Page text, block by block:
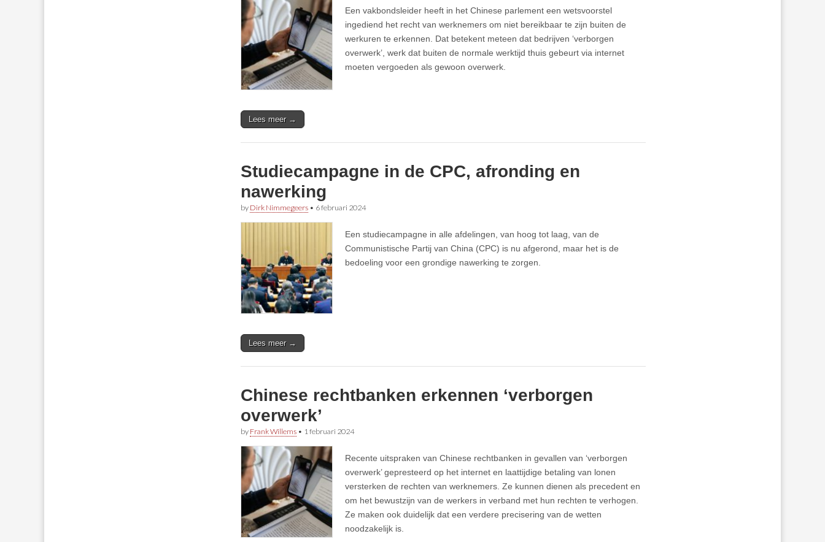
Een vakbondsleider heeft in het Chinese parlement een wetsvoorstel
ingediend het recht van werknemers om niet bereikbaar te zijn buiten de
werkuren te erkennen. Dat betekent meteen dat bedrijven ‘verborgen
overwerk’, werk dat buiten de normale werktijd thuis gebeurt via internet
moeten vergoeden als gewoon overwerk.
Lees meer →
Studiecampagne in de CPC, afronding en
nawerking
by Dirk Nimmegeers • 6 februari 2024
Een studiecampagne in alle afdelingen, van hoog tot laag, van de
Communistische Partij van China (CPC) is nu afgerond, maar het is de
bedoeling voor een grondige nawerking te zorgen.
Lees meer →
Chinese rechtbanken erkennen ‘verborgen
overwerk’
by Frank Willems • 1 februari 2024
Recente uitspraken van Chinese rechtbanken in gevallen van ‘verborgen
overwerk’ gepresteerd op het internet en laattijdige betaling van lonen
versterken de rechten van werknemers. Ze kunnen dienen als precedent en
om het bewustzijn van de werkers in verband met hun rechten te verhogen.
Ze maken ook duidelijk dat een verdere precisering van de wetten
noodzakelijk is.